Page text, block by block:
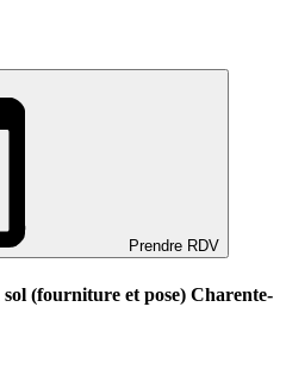
Prendre RDV
(fourniture et pose) Charente-